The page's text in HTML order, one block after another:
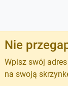
Nie
Wpisz swój
na swoją